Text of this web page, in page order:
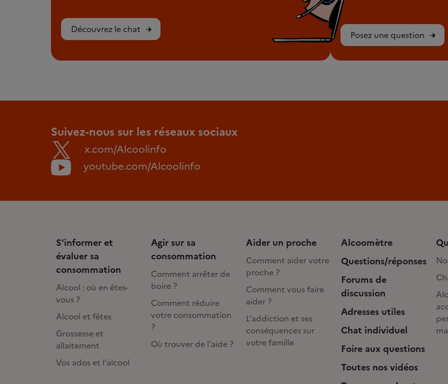
Découvrez le chat Posez une question
Suivez-nous sur les réseaux sociaux
x.com/Alcoolinfo
youtube.com/Alcoolinfo
S'informer et
évaluer sa
consommation
Alcool : où en êtes-
vous ?
Alcool et fêtes
Grossesse et
allaitement
Vos ados et l'alcool
Agir sur sa
consommation
Comment arrêter de
boire ?
Comment réduire
votre consommation
?
Où trouver de l'aide ?
Aider un proche
Comment aider votre
proche ?
Comment vous faire
aider ?
L'addiction et ses
conséquences sur
votre famille
Alcoomètre
Questions/réponses
Forums de
discussion
Adresses utiles
Chat individuel
Foire aux questions
Toutes nos vidéos